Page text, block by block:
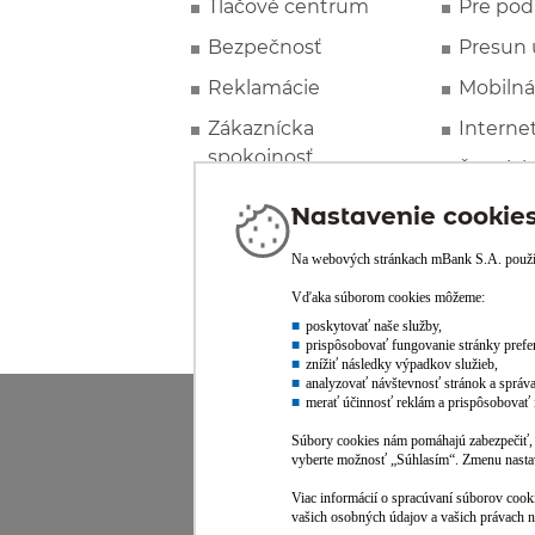
Tlačové centrum
Bezpečnosť
Reklamácie
Zákaznícka
spokojnosť
Pre
Presun